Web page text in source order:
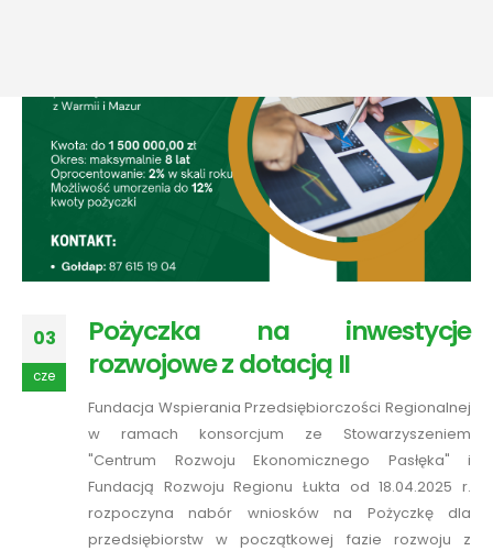
03
cze
Pożyczka na inwestycje
rozwojowe z dotacją II
Fundacja Wspierania Przedsiębiorczości Regionalnej
w ramach konsorcjum ze Stowarzyszeniem
"Centrum Rozwoju Ekonomicznego Pasłęka" i
Fundacją Rozwoju Regionu Łukta od 18.04.2025 r.
rozpoczyna nabór wniosków na Pożyczkę dla
przedsiębiorstw w początkowej fazie rozwoju z